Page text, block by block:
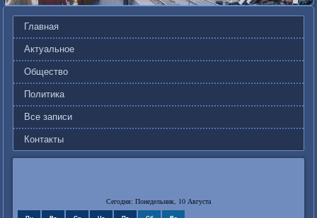
Главная
Актуальное
Общество
Политика
Все записи
Контакты
Сегодня: Понедельник, 10 Августа